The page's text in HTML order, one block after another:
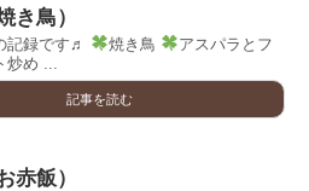
き鳥）
記録です♬ 焼き鳥
アスパラとフ
め ...
記事を読む
赤飯）